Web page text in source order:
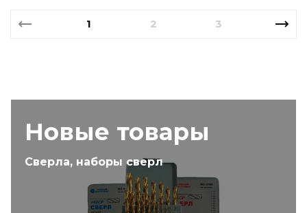
Новые товары
Сверла, наборы сверл
1 2 3